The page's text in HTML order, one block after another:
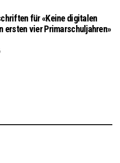
für «Keine digitalen
ersten vier Primarschuljahren»